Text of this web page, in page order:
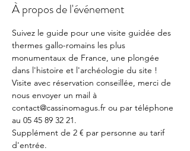
À propos de l'événement
Suivez le guide pour une visite guidée des
thermes gallo-romains les plus
monumentaux de France, une plongée
dans l'histoire et l'archéologie du site !
Visite avec réservation conseillée, merci de
nous envoyer un mail à
contact@cassinomagus.fr ou par téléphone
au 05 45 89 32 21.
Supplément de 2 € par personne au tarif
d'entrée.